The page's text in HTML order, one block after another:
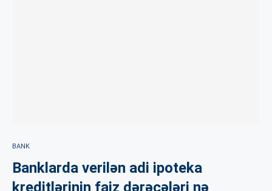
BANK
Banklarda verilən adi ipoteka
kreditlərinin faiz dərəcələri nə